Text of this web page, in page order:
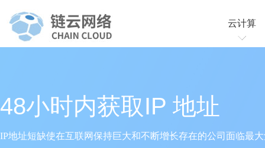
云计算
48小时内获取IP 地址
IP地址短缺使在互联网保持巨大和不断增长存在的公司面临最